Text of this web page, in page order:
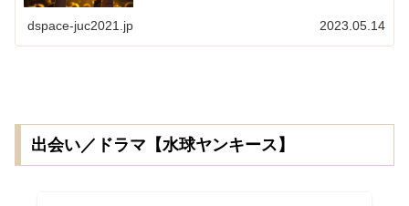
dspace-juc2021.jp 2023.05.14
出会い／ドラマ【水球ヤンキース】